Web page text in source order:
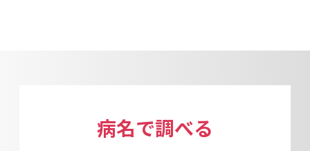
病名で調べる